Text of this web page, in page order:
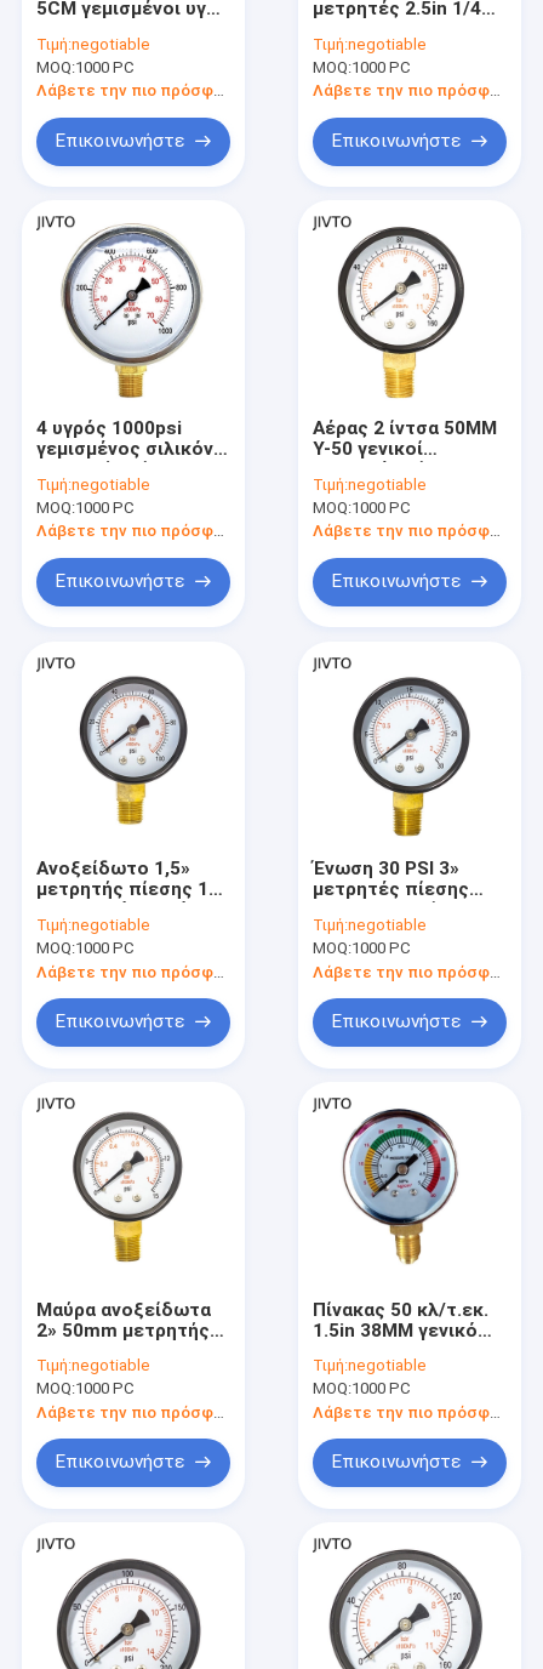
Θερμόμετρα και μετρητές θερμοκρασίας
Μίνι θερμοηλεκτρικό ζεύγος συνδετήρων
Χειρωνακτικοί κόπτες καλωδίων
Τελικός φραγμός
5CM γεμισμένοι υγρό
φραγμός
Τιμή:negotiable
MOQ:1000 PC
Λάβετε την πιο πρόσφατη τιμή
Επικοινωνήστε
μετρητές 2.5in 1/4
γεμισμένοι υγρό
60psi
Τιμή:negotiable
MOQ:1000 PC
Λάβετε την πιο πρόσφατη τιμή
Επικοινωνήστε
4 υγρός 1000psi
γεμισμένος σιλικόνη
ίντσας 1/2 NPT
101.6mm
Τιμή:negotiable
MOQ:1000 PC
Λάβετε την πιο πρόσφατη τιμή
Επικοινωνήστε
Αέρας 2 ίντσα 50MM
Υ-50 γενικοί
160Psi 1/4 κατώτατο
σημείο ' NPT
Τιμή:negotiable
MOQ:1000 PC
Λάβετε την πιο πρόσφατη τιμή
Επικοινωνήστε
Ανοξείδωτο 1,5»
μετρητής πίεσης 100
1/8 BSP
Τιμή:negotiable
MOQ:1000 PC
Λάβετε την πιο πρόσφατη τιμή
Επικοινωνήστε
Ένωση 30 PSI 3»
μετρητές πίεσης
γυαλιού NPT
Τιμή:negotiable
MOQ:1000 PC
Επικοινωνήστε
Μαύρα ανοξείδωτα
2» 50mm μετρητής
1/8 BSPT
Τιμή:negotiable
MOQ:1000 PC
Λάβετε την πιο πρόσφατη τιμή
Επικοινωνήστε
Πίνακας 50 κλ/τ.εκ.
1.5in 38MM γενικό
πίεσης G7/16
Τιμή:negotiable
MOQ:1000 PC
Επικοινωνήστε